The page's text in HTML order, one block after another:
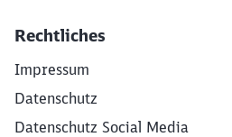
Rechtliches
Impressum
Datenschutz
Datenschutz Social Media